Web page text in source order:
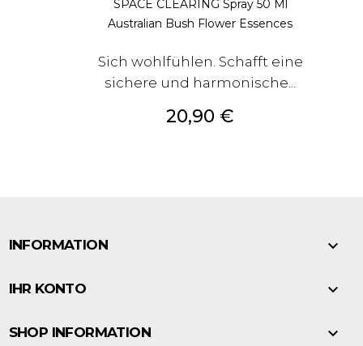
SPACE CLEARING Spray 50 Ml
Australian Bush Flower Essences
Sich wohlfühlen. Schafft eine
sichere und harmonische...
Preis
20,90 €
INFORMATION 
IHR KONTO 
SHOP INFORMATION 